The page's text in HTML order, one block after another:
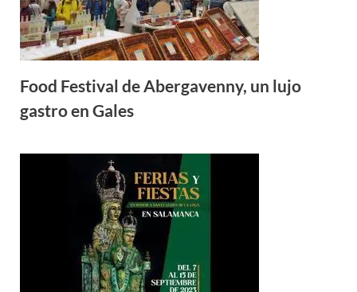
Food Festival de Abergavenny, un lujo
gastro en Gales